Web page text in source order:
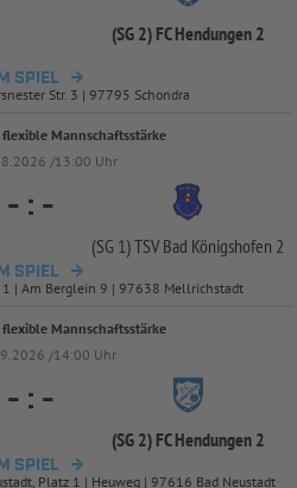
(SG 2) FC Hendungen 2
SPIEL
Str. 3 | 97795 Schondra
flexible Mannschaftsstärke
/13:00 Uhr
- : -
(SG 1) TSV Bad Königshofen 2
SPIEL
1 | Am Berglein 9 | 97638 Mellrichstadt
flexible Mannschaftsstärke
/14:00 Uhr
- : -
(SG 2) FC Hendungen 2
SPIEL
Platz 1 | Heuweg | 97616 Bad Neustadt